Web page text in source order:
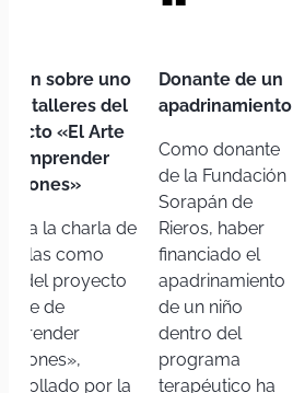
sobre uno
talleres del
«El Arte
a la charla de
como
del proyecto
Arte de
por la
Donante de un
apadrinamiento
Como donante
de la Fundación
Sorapán de
Rieros, haber
financiado el
apadrinamiento
de un niño
dentro del
programa
terapéutico ha